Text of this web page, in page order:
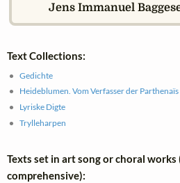
Jens Immanuel
Text Collections:
Gedichte
Heideblumen. Vom Verfasser der Parthenaïs
Lyriske Digte
Trylleharpen
Texts set in art song or choral
comprehensive):